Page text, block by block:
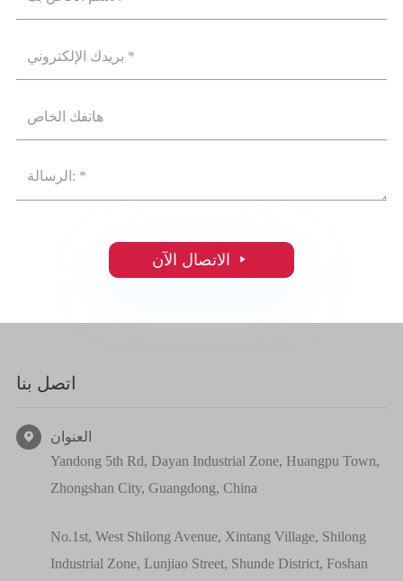

اتصل بنا

العنوان
Yandong 5th Rd, Dayan Industrial Zone, Huangpu Town,
Zhongshan City, Guangdong, China
No.1st, West Shilong Avenue, Xintang Village, Shilong
Industrial Zone, Lunjiao Street, Shunde District, Foshan